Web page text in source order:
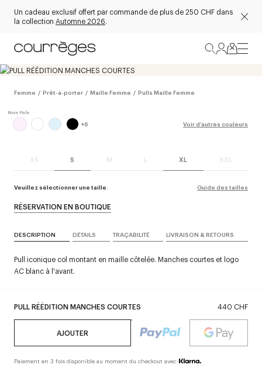
Un cadeau exclusif offert par commande de plus de 250 CHF dans
la collection Automne 2026.
Femme / Prêt-à-porter / Maille Femme / Pulls Maille Femme
+6 Voir d’autres couleurs
XS S M L XL XXL
Veuillez sélectionner une taille. Guide des tailles
PULL RÉÉDITION MANCHES COURTES 440 CHF
AJOUTER
Paiement en 3 fois disponible au moment du checkout avec
RÉSERVATION EN BOUTIQUE
DESCRIPTION DÉTAILS TRAÇABILITÉ LIVRAISON & RETOURS
Pull iconique col montant en maille côtelée. Manches courtes et logo
AC blanc à l'avant.